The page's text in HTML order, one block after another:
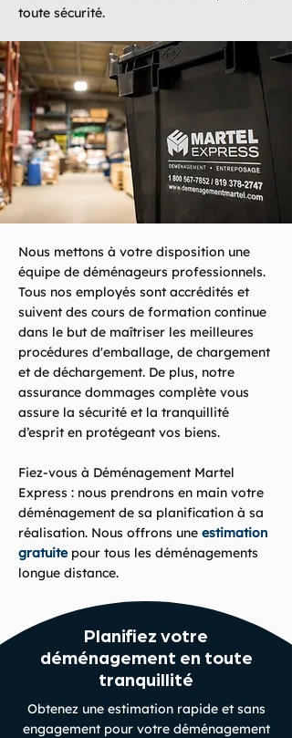
toute sécurité.
Nous mettons à votre disposition une
équipe de déménageurs professionnels.
Tous nos employés sont accrédités et
suivent des cours de formation continue
dans le but de maîtriser les meilleures
procédures d'emballage, de chargement
et de déchargement. De plus, notre
assurance dommages complète vous
assure la sécurité et la tranquillité
d’esprit en protégeant vos biens.
Fiez-vous à Déménagement Martel
Express : nous prendrons en main votre
déménagement de sa planification à sa
réalisation. Nous offrons une estimation
gratuitepour tous les déménagements
longue distance.
Planifiez votre
déménagement en toute
tranquillité
Obtenez une estimation rapide et sans
engagement pour votre déménagement